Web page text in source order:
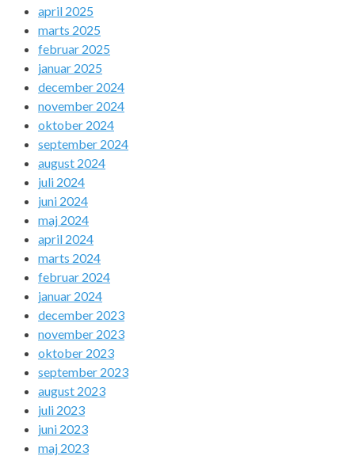
april 2025
marts 2025
februar 2025
januar 2025
december 2024
november 2024
oktober 2024
september 2024
august 2024
juli 2024
juni 2024
maj 2024
april 2024
marts 2024
februar 2024
januar 2024
december 2023
november 2023
oktober 2023
september 2023
august 2023
juli 2023
juni 2023
maj 2023